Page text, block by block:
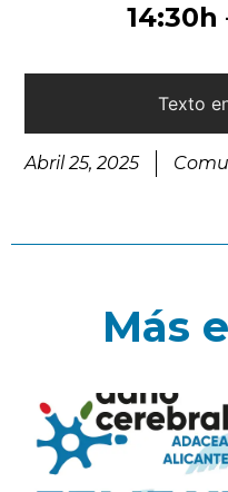
Texto
14:30h
Abril 25, 2025
Más